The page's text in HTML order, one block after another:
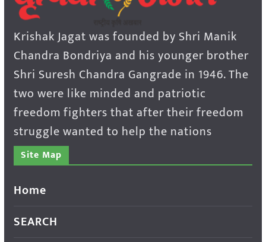
Krishak Jagat was founded by Shri Manik
Chandra Bondriya and his younger brother
Shri Suresh Chandra Gangrade in 1946. The
two were like minded and patriotic
freedom fighters that after their freedom
struggle wanted to help the nations
Site Map
Home
SEARCH